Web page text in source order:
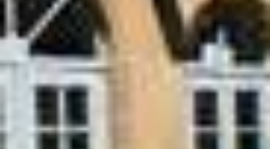
Anmeldung zum Ganztag
AGs im Ganztag
Mensa
Eltern/Briefe
Schulsozialarbeit
Schul-ABC